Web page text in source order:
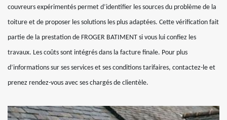
couvreurs expérimentés permet d’identifier les sources du problème de la
toiture et de proposer les solutions les plus adaptées. Cette vérification fait
partie de la prestation de FROGER BATIMENT si vous lui confiez les
travaux. Les coûts sont intégrés dans la facture finale. Pour plus
d’informations sur ses services et ses conditions tarifaires, contactez-le et
prenez rendez-vous avec ses chargés de clientèle.